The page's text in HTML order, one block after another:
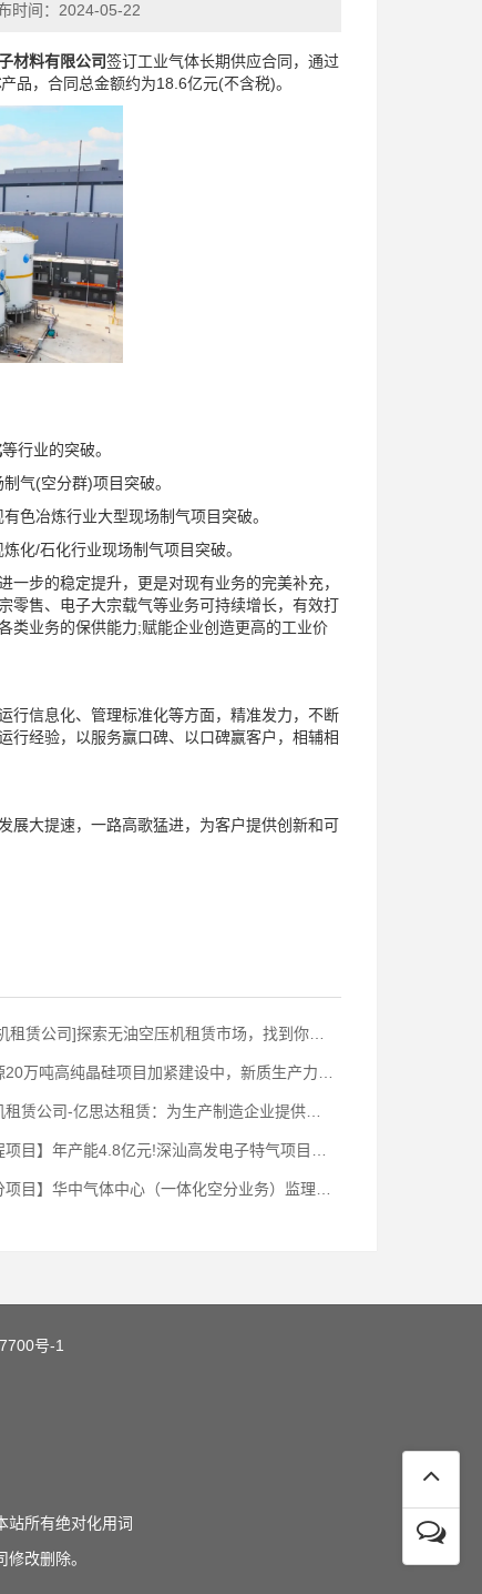
时间： 2024-05-22
材料有限公司签订工业气体长期供应合同，通过
产品，合同总金额约为18.6亿元(不含税)。
等行业的突破。
气(空分群)项目突破。
有色冶炼行业大型现场制气项目突破。
/石化行业现场制气项目突破。
步的稳定提升，更是对现有业务的完美补充，
售、电子大宗载气等业务可持续增长，有效打
类业务的保供能力;赋能企业创造更高的工业价
信息化、管理标准化等方面，精准发力，不断
行经验，以服务赢口碑、以口碑赢客户，相辅相
大提速，一路高歌猛进，为客户提供创新和可
赁公司]探索无油空压机租赁市场，找到你的‘黄金搭档
万吨高纯晶硅项目加紧建设中，新质生产力加速提升
赁公司-亿思达租赁：为生产制造企业提供稳定气源
项目】年产能4.8亿元!深汕高发电子特气项目获批
项目】华中气体中心（一体化空分业务）监理项目
号-1
站所有绝对化用词
改删除。